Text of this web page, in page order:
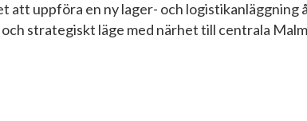
att uppföra en ny lager- och logistikanläggning
strategiskt läge med närhet till centrala